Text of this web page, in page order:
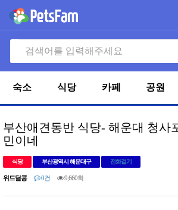
숙소 식당 카페 공원
부산애견동반 식당- 해운대 청사
민이네
식당 부산광역시 해운대구 전화걸기
위드달콩 0건 9,660회